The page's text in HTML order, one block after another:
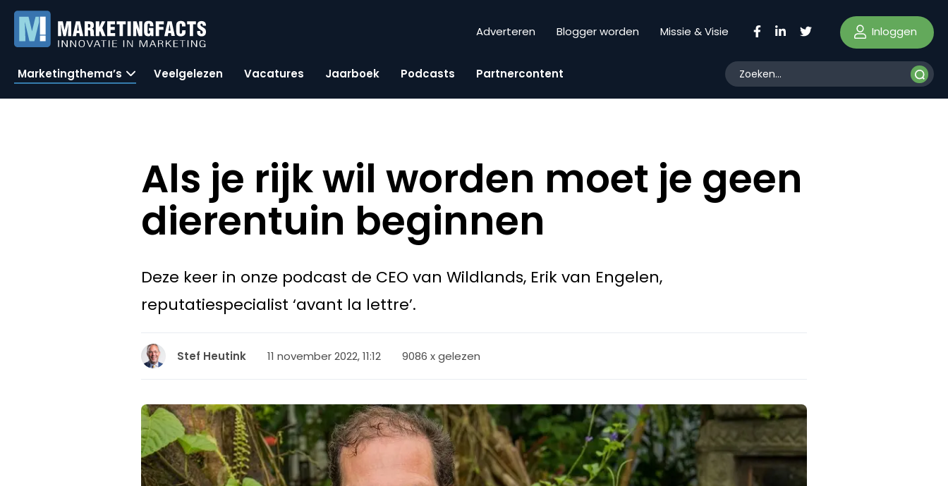
Adverteren Blogger worden Missie & Visie Inloggen
Marketingthema’s Veelgelezen Vacatures Jaarboek Podcasts Partnercontent
Als je rijk wil worden moet je geen
dierentuin beginnen
Deze keer in onze podcast de CEO van Wildlands, Erik van Engelen,
reputatiespecialist ‘avant la lettre’.
Stef Heutink 11 november 2022, 11:12 9086 x gelezen